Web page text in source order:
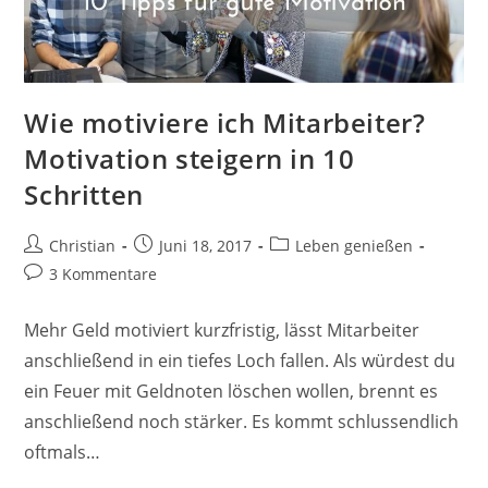
Wie motiviere ich Mitarbeiter?
Motivation steigern in 10
Schritten
Beitrags-
Autor:
Christian
Beitrag
veröffentlicht:
Juni 18, 2017
Beitrags-
Leben genießen
Beitrags-
3 Kommentare
Mehr Geld motiviert kurzfristig, lässt Mitarbeiter
anschließend in ein tiefes Loch fallen. Als würdest du
ein Feuer mit Geldnoten löschen wollen, brennt es
anschließend noch stärker. Es kommt schlussendlich
oftmals…